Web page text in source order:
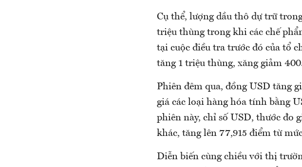
Cụ thể, lượng dầu thô dự trữ
triệu thùng trong khi các chế
tại cuộc điều tra trước đó của tổ
tăng 1 triệu thùng, xăng giảm
Phiên đêm qua, đồng USD tăng
giá các loại hàng hóa tính bằng
phiên này, chỉ số USD, thước đo
khác, tăng lên 77,915 điểm từ
Diễn biến cùng chiều với thị